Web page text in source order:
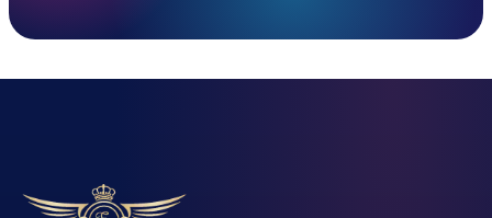
Direct persoonlijk contact, geen ticketsysteem
Vertel ons over je project